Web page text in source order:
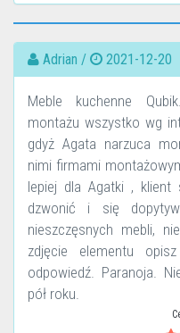
Adrian / 2021-12-20
Meble kuchenne
montażu wszystko wg
gdyż Agata narzuca
nimi firmami
lepiej dla Agatki , klient
dzwonić i się
nieszczęsnych mebli,
zdjęcie elementu
odpowiedź. Paranoja.
pół roku.